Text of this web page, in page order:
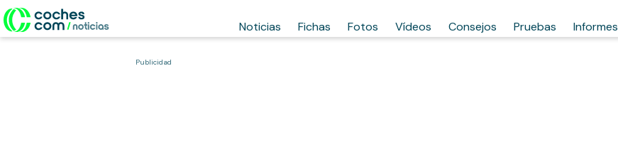
Noticias Fichas Fotos Vídeos Consejos Pruebas Informes
Publicidad